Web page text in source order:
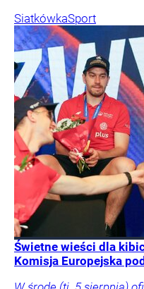
SiatkówkaSport
Świetne wieści dla
Komisja Europejska